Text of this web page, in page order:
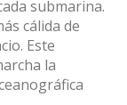
submarina.
cálida de
Este
la